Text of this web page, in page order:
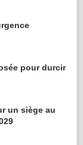
pour durcir
un siège au